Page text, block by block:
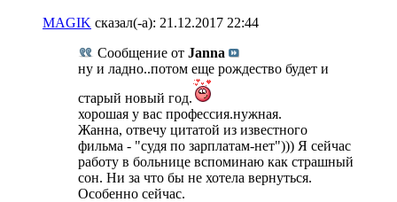
MAGIK сказал(-а): 21.12.2017 22:44
Сообщение от Janna
ну и ладно..потом еще рождество будет и
старый новый год.
хорошая у вас профессия.нужная.
Жанна, отвечу цитатой из известного
фильма - "судя по зарплатам-нет"))) Я сейчас
работу в больнице вспоминаю как страшный
сон. Ни за что бы не хотела вернуться.
Особенно сейчас.